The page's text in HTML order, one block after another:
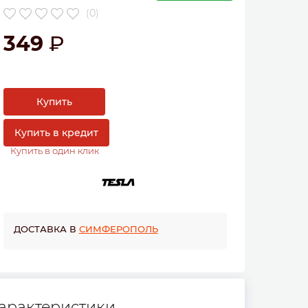
(0)
349
Купить
Купить в кредит
Купить в один клик
ДОСТАВКА В СИМФЕРОПОЛЬ